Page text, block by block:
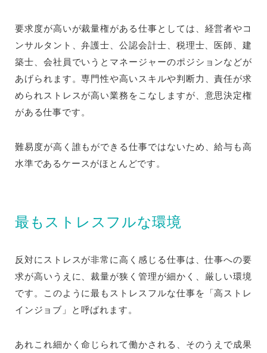
要求度が高いが裁量権がある仕事としては、経営者やコ
ンサルタント、弁護士、公認会計士、税理士、医師、建
築士、会社員でいうとマネージャーのポジションなどが
あげられます。専門性や高いスキルや判断力、責任が求
められストレスが高い業務をこなしますが、意思決定権
がある仕事です。
難易度が高く誰もができる仕事ではないため、給与も高
水準であるケースがほとんどです。
最もストレスフルな環境
反対にストレスが非常に高く感じる仕事は、仕事への要
求が高いうえに、裁量が狭く管理が細かく、厳しい環境
です。このように最もストレスフルな仕事を「高ストレ
インジョブ」と呼ばれます。
あれこれ細かく命じられて働かされる、そのうえで成果